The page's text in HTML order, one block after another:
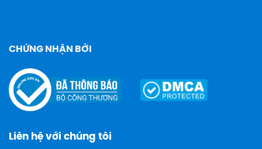
CHỨNG NHẬN BỞI
Liên hệ với chúng tôi